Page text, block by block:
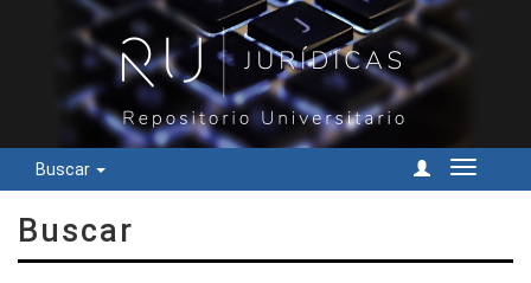
Buscar
Cambiar
Buscar